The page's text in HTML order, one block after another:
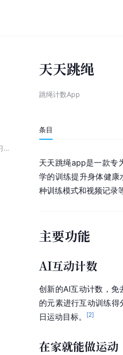
训练激励、养成运动习惯
天天跳绳
跳绳计数App
条目
天天跳绳app是一款专
学的训练提升身体健
种训练模式和视频记录
主要功能
AI互动计数
创新的AI互动计数，免
的元素进行互动训练
日运动目标。
[2]
在家就能做运动